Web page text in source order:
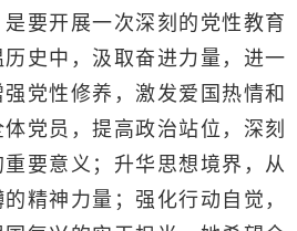
要开展一次深刻的党性教育
史中，汲取奋进力量，进一
党性修养，激发爱国热情和
党员，提高政治站位，深刻
要意义；升华思想境界，从
精神力量；强化行动自觉，